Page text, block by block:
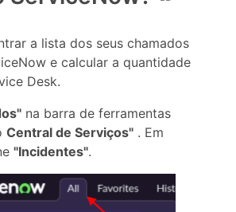
a lista dos seus chamados
e calcular a quantidade
Desk.
na barra de ferramentas
Central de Serviços" . Em
"Incidentes".